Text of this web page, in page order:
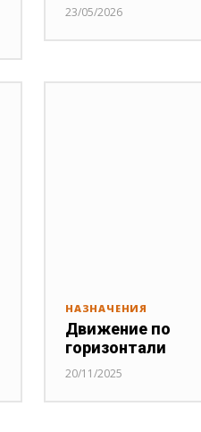
23/05/2026
НАЗНАЧЕНИЯ
Движение по
горизонтали
20/11/2025